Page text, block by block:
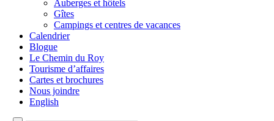
Auberges et hôtels
Gîtes
Campings et centres de vacances
Calendrier
Blogue
Le Chemin du Roy
Tourisme d’affaires
Cartes et brochures
Nous joindre
English